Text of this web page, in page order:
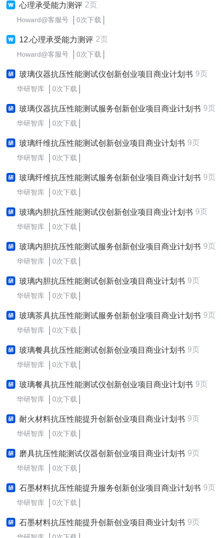
心理承受能力测评 2页
Howard@客服号 0次下载
12.心理承受能力测评 2页
Howard@客服号 0次下载
玻璃仪器抗压性能测试仪创新创业项目商业计划书 9页
华研智库 0次下载
玻璃仪器抗压性能测试服务创新创业项目商业计划书 9页
华研智库 0次下载
玻璃纤维抗压性能测试创新创业项目商业计划书 9页
华研智库 0次下载
玻璃纤维抗压性能测试服务创新创业项目商业计划书 9页
华研智库 0次下载
玻璃内胆抗压性能测试仪创新创业项目商业计划书 9页
华研智库 0次下载
玻璃内胆抗压性能测试服务创新创业项目商业计划书 9页
华研智库 0次下载
玻璃内胆抗压性能测试创新创业项目商业计划书 9页
华研智库 0次下载
玻璃茶具抗压性能测试服务创新创业项目商业计划书 9页
华研智库 0次下载
玻璃餐具抗压性能测试创新创业项目商业计划书 9页
华研智库 0次下载
玻璃餐具抗压性能测试仪创新创业项目商业计划书 9页
华研智库 0次下载
耐火材料抗压性能提升创新创业项目商业计划书 9页
华研智库 0次下载
磨具抗压性能测试仪器创新创业项目商业计划书 9页
华研智库 0次下载
石墨材料抗压性能提升服务创新创业项目商业计划书 9页
华研智库 0次下载
石墨材料抗压性能提升创新创业项目商业计划书 9页